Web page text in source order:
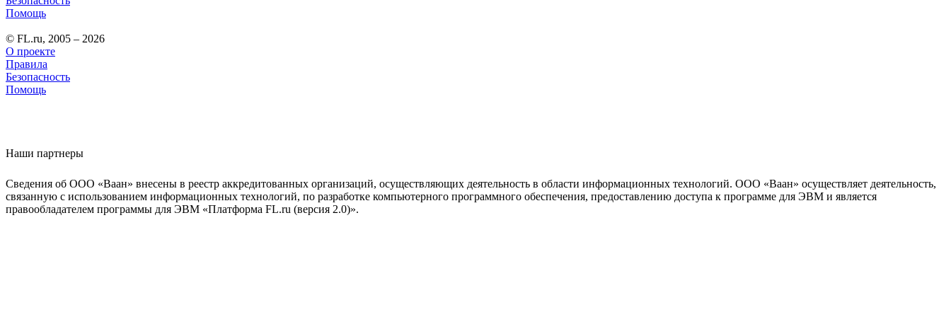
Помощь
© FL.ru, 2005 – 2026
О проекте
Правила
Безопасность
Помощь
Наши партнеры
Сведения об ООО «Ваан» внесены в реестр аккредитованных организаций, осуществляющих деятельность в области информационных технологий. ООО «Ваан» осуществляет деятельность,
связанную с использованием информационных технологий, по разработке компьютерного программного обеспечения, предоставлению доступа к программе для ЭВМ и является
правообладателем программы для ЭВМ «Платформа FL.ru (версия 2.0)».